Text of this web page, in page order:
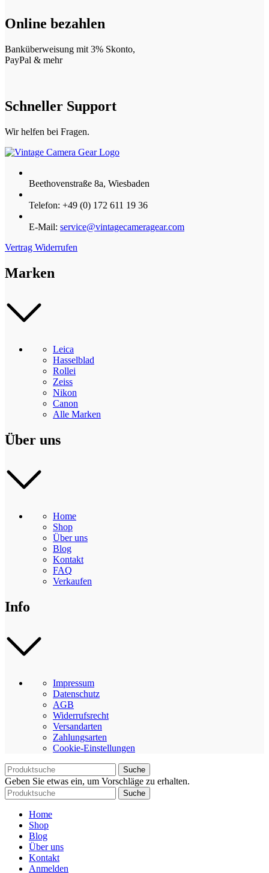
Online bezahlen
Banküberweisung mit 3% Skonto,
PayPal & mehr
Schneller Support
Wir helfen bei Fragen.
Beethovenstraße 8a, Wiesbaden
Telefon: +49 (0) 172 611 19 36
E-Mail: service@vintagecameragear.com
Vertrag Widerrufen
Marken
Leica
Hasselblad
Rollei
Zeiss
Nikon
Canon
Alle Marken
Über uns
Home
Shop
Über uns
Blog
Kontakt
FAQ
Verkaufen
Info
Impressum
Datenschutz
AGB
Widerrufsrecht
Versandarten
Zahlungsarten
Cookie-Einstellungen
Suche
Geben Sie etwas ein, um Vorschläge zu erhalten.
Suche
Home
Shop
Blog
Über uns
Kontakt
Anmelden